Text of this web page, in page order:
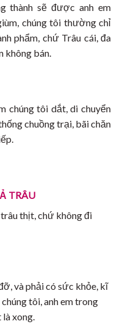
thành sẽ được anh em
chúng tôi thường chỉ
phẩm, chứ Trâu cái, đa
không bán.
chúng tôi dắt, di chuyển
chuồng trại, bãi chăn
TRÂU
thịt, chứ không đi
và phải có sức khỏe, kĩ
tôi, anh em trong
xong.